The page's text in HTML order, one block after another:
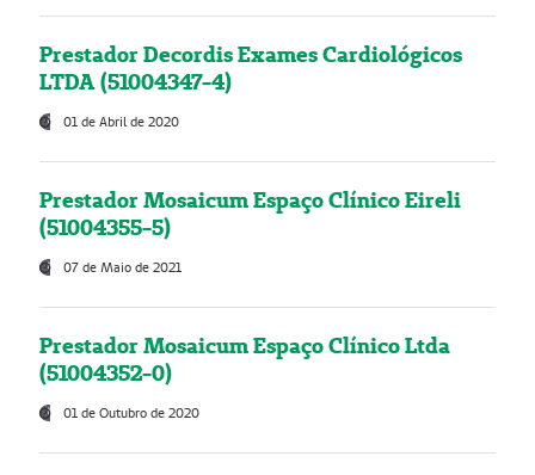
Prestador Decordis Exames Cardiológicos
LTDA (51004347-4)
01 de Abril de 2020
Prestador Mosaicum Espaço Clínico Eireli
(51004355-5)
07 de Maio de 2021
Prestador Mosaicum Espaço Clínico Ltda
(51004352-0)
01 de Outubro de 2020